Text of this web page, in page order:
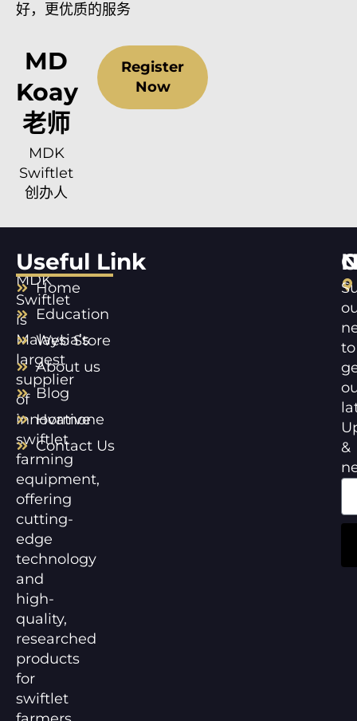
好，更优质的服务
MD
Koay
老师
MDK
Swiftlet
创办人
Register
Now
MDK
Swiftlet
is
Malaysia’s
largest
supplier
of
innovative
swiftlet
farming
equipment,
offering
cutting-
edge
technology
and
high-
quality,
researched
products
for
swiftlet
Useful Link
Home
Education
Web Store
About us
Blog
Hormone
Contact Us
to
&